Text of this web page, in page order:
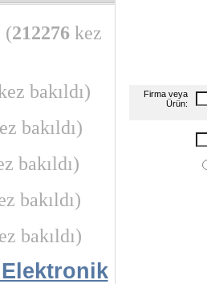
(212276 kez
bakıldı)
bakıldı)
bakıldı)
bakıldı)
bakıldı)
Firma veya
Ürün: